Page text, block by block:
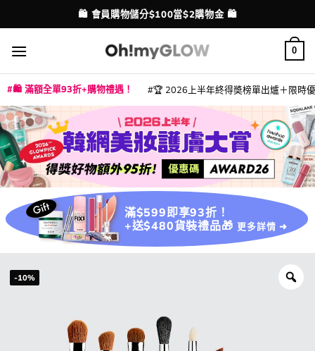
to
content
配送港澳
🛍️ 會員購物儲分$100當$2購物金 🛍️
0
🛍️ 滿額全單93折+購物禮遇！ 🏆 2026上半年終得奬榜單出爐＋限時
滿$599即享93折！
+送$480貨裝禮品🎁 更多詳情 ➜
-10%